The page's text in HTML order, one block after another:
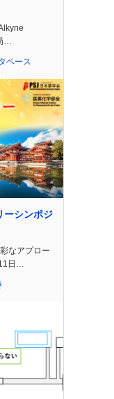
…
ベース
ーシンポジ
なアプロー
日…